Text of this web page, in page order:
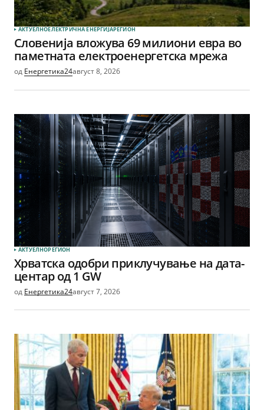
АКТУЕЛНОЕЛЕКТРИЧНА ЕНЕРГИЈАРЕГИОН
Словенија вложува 69 милиони евра во
паметната електроенергетска мрежа
од Енергетика24август 8, 2026
АКТУЕЛНОРЕГИОН
Хрватска одобри приклучување на дата-
центар од 1 GW
од Енергетика24август 7, 2026